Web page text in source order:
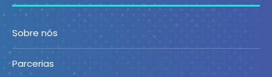
Sobre nós
Parcerias